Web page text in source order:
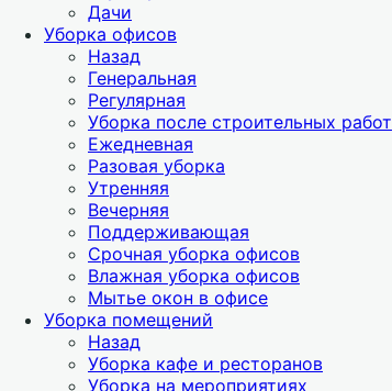
Дачи
Уборка офисов
Назад
Генеральная
Регулярная
Уборка после строительных работ
Ежедневная
Разовая уборка
Утренняя
Вечерняя
Поддерживающая
Срочная уборка офисов
Влажная уборка офисов
Мытье окон в офисе
Уборка помещений
Назад
Уборка кафе и ресторанов
Уборка на мероприятиях